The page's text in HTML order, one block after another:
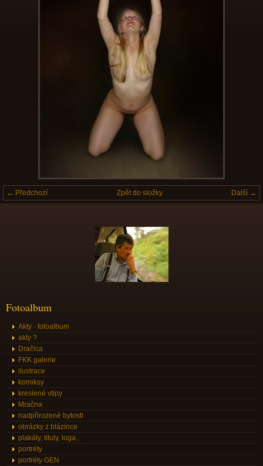
← Předchozí Další →
Zpět do složky
Fotoalbum
Akty - fotoalbum
akty ?
Dračica
FKK galerie
ilustrace
komiksy
kreslené vtipy
Mračna
nadpřirozené bytosti
obrázky z blázince
plakáty, tituly, loga...
portréty
portréty GEN